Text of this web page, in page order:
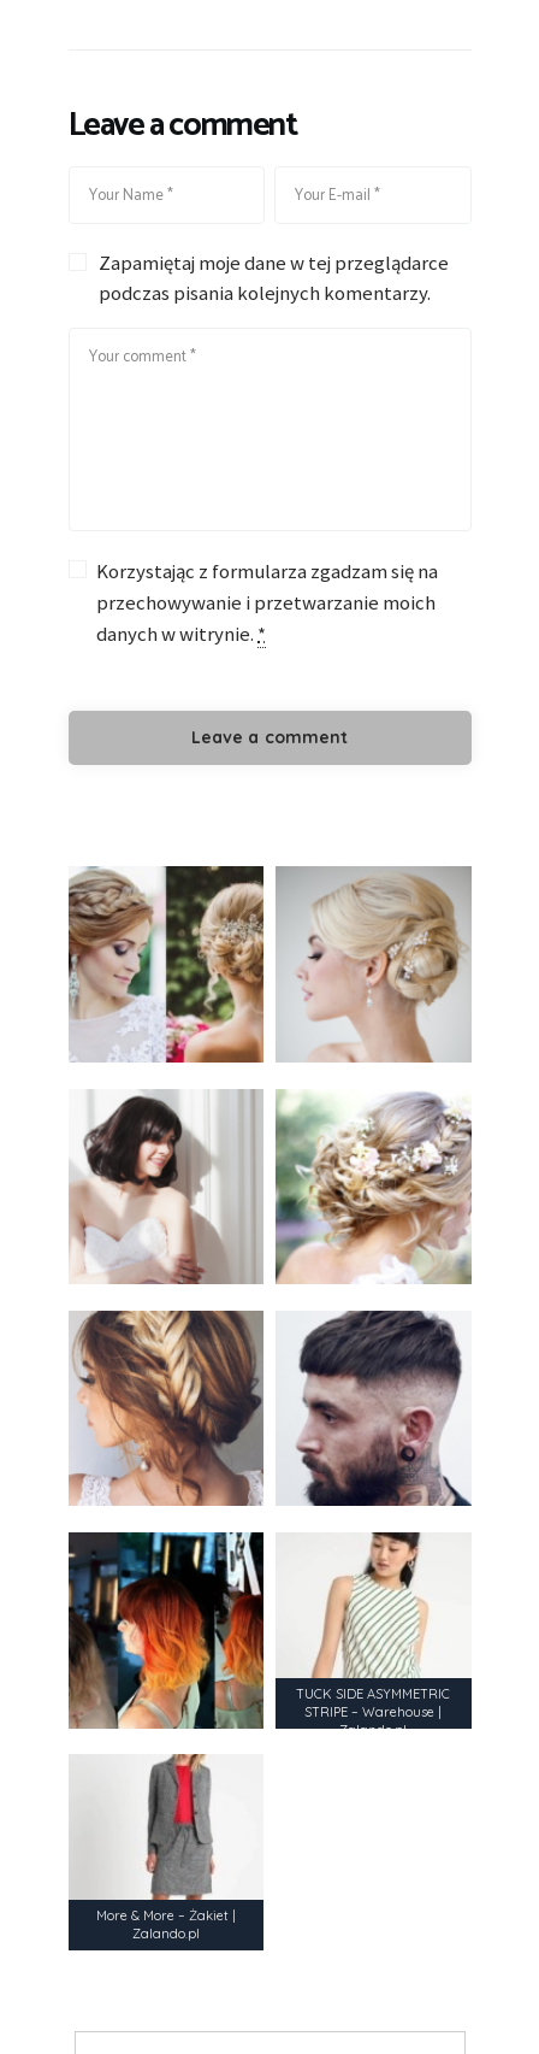
Leave a comment
Zapamiętaj moje dane w tej przeglądarce
podczas pisania kolejnych komentarzy.
Korzystając z formularza zgadzam się na
przechowywanie i przetwarzanie moich
danych w witrynie. *
TUCK SIDE ASYMMETRIC
STRIPE – Warehouse |
Zalando.pl
More & More – Żakiet |
Zalando.pl